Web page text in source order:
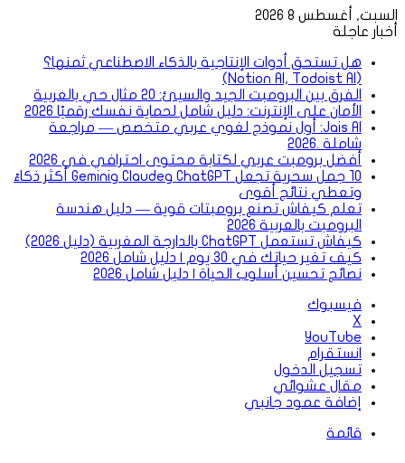
السبت, أغسطس 8 2026
أخبار عاجلة
هل تستحق أدوات الإنتاجية بالذكاء الاصطناعي ثمنها؟
(Notion AI, Todoist AI)
الفرق بين البرومبت الجيد والسيئ: 20 مثال حي بالعربية
الأمان على الإنترنت: دليل شامل لحماية نفسك رقميًا 2026
Jais AI: أول نموذج لغوي عربي متخصص — مراجعة
شاملة .2026
أفضل برومبت عربي لكتابة محتوى احترافي في 2026
10 جمل سحرية تجعل ChatGPT وClaude وGemini أكثر ذكاءً
وتعطي نتائج أقوى
تعلم كيفاش تصنع برومبتات قوية — دليل هندسة
البرومبت بالعربية 2026
كيفاش تستعمل ChatGPT بالدارجة المغربية (دليل 2026)
كيف تغير حياتك في 30 يوم | دليل شامل 2026
نصائح تحسين أسلوب الحياة | دليل شامل 2026
فيسبوك
‫X
‫YouTube
انستقرام
تسجيل الدخول
مقال عشوائي
إضافة عمود جانبي
قائمة